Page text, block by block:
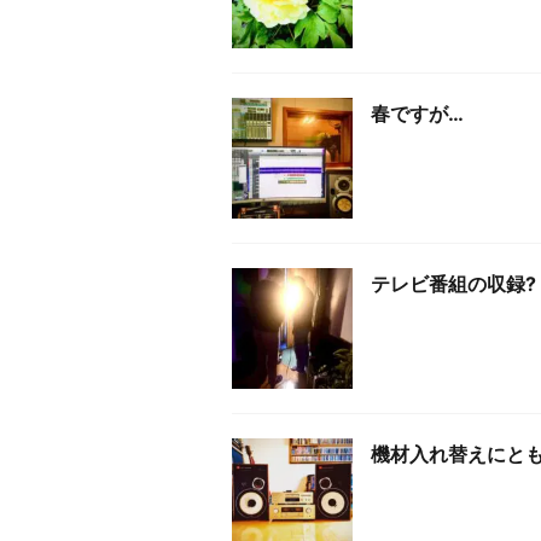
春ですが…
テレビ番組の収録?
機材入れ替えにと